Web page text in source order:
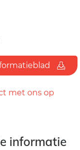
met ons op
informatie